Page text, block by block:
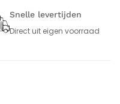
Snelle levertijden
Direct uit eigen voorraad